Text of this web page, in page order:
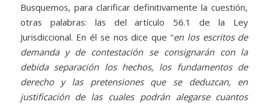
Busquemos, para clarificar definitivamente la cuestión,
otras palabras: las del artículo 56.1 de la Ley
Jurisdiccional. En él se nos dice que “en los escritos de
demanda y de contestación se consignarán con la
debida separación los hechos, los fundamentos de
derecho y las pretensiones que se deduzcan, en
justificación de las cuales podrán alegarse cuantos